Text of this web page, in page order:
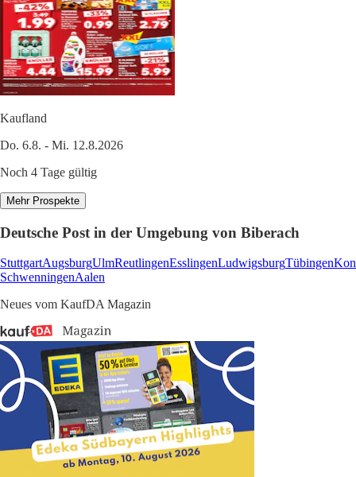
Kaufland
Do. 6.8. - Mi. 12.8.2026
Noch 4 Tage gültig
Mehr Prospekte
Deutsche Post in der Umgebung von Biberach
StuttgartAugsburgUlmReutlingenEsslingenLudwigsburgTübingen
SchwenningenAalen
Neues vom KaufDA Magazin